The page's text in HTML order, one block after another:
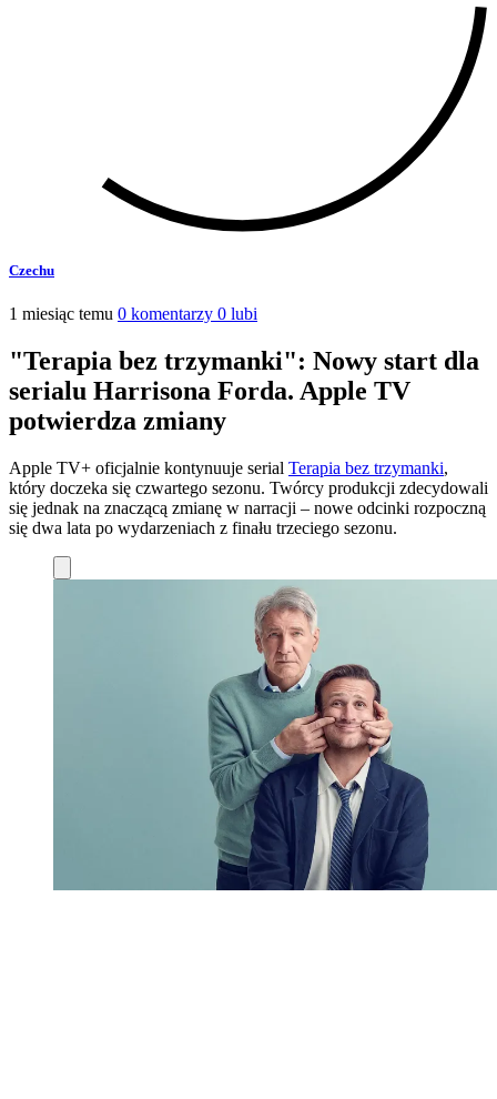
Czechu
1 miesiąc temu 0 komentarzy 0 lubi
"Terapia bez trzymanki": Nowy start dla
serialu Harrisona Forda. Apple TV
potwierdza zmiany
Apple TV+ oficjalnie kontynuuje serial Terapia bez trzymanki,
który doczeka się czwartego sezonu. Twórcy produkcji zdecydowali
się jednak na znaczącą zmianę w narracji – nowe odcinki rozpoczną
się dwa lata po wydarzeniach z finału trzeciego sezonu.